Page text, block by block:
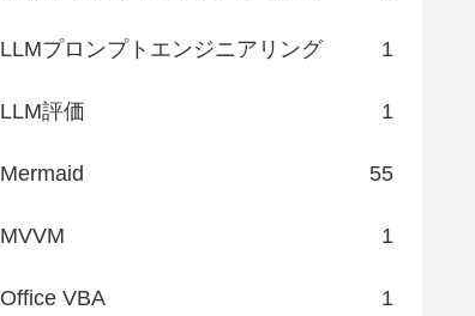
LLMプロンプトエンジニアリング 1
LLM評価 1
Mermaid 55
MVVM 1
Office VBA 1